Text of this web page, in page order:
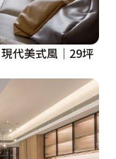
代美式風│29坪